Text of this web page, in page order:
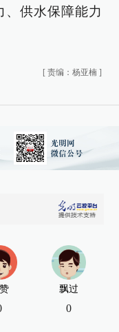
、供水保障能力
[ 责编：杨亚楠 ]
飘过
0